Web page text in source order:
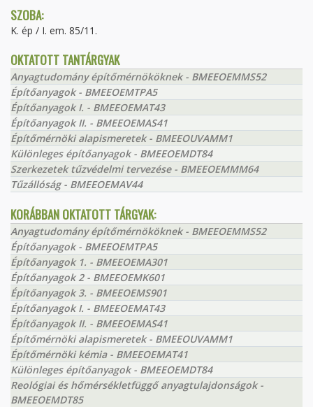
SZOBA:
K. ép / I. em. 85/11.
OKTATOTT TANTÁRGYAK
Anyagtudomány építőmérnököknek - BMEEOEMMS52
Építőanyagok - BMEEOEMTPA5
Építőanyagok I. - BMEEOEMAT43
Építőanyagok II. - BMEEOEMAS41
Építőmérnöki alapismeretek - BMEEOUVAMM1
Különleges építőanyagok - BMEEOEMDT84
Szerkezetek tűzvédelmi tervezése - BMEEOEMMM64
Tűzállóság - BMEEOEMAV44
KORÁBBAN OKTATOTT TÁRGYAK:
Anyagtudomány építőmérnököknek - BMEEOEMMS52
Építőanyagok - BMEEOEMTPA5
Építőanyagok 1. - BMEEOEMA301
Építőanyagok 2 - BMEEOEMK601
Építőanyagok 3. - BMEEOEMS901
Építőanyagok I. - BMEEOEMAT43
Építőanyagok II. - BMEEOEMAS41
Építőmérnöki alapismeretek - BMEEOUVAMM1
Építőmérnöki kémia - BMEEOEMAT41
Különleges építőanyagok - BMEEOEMDT84
Reológiai és hőmérsékletfüggő anyagtulajdonságok -
BMEEOEMDT85